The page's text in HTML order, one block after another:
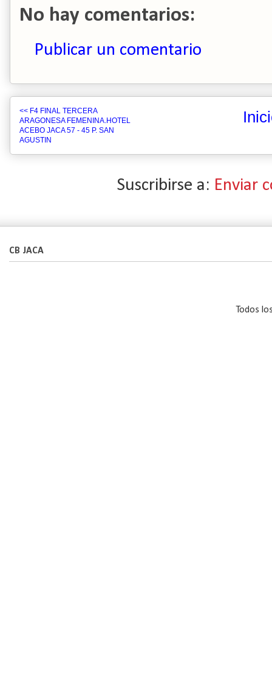
No hay comentarios:
Publicar un comentario
<< F4 FINAL TERCERA
ARAGONESA FEMENINA.HOTEL
ACEBO JACA 57 - 45 P. SAN
AGUSTIN
Suscribirse a: Enviar
CB JACA
Todos